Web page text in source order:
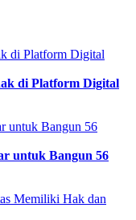
di Platform Digital
untuk Bangun 56